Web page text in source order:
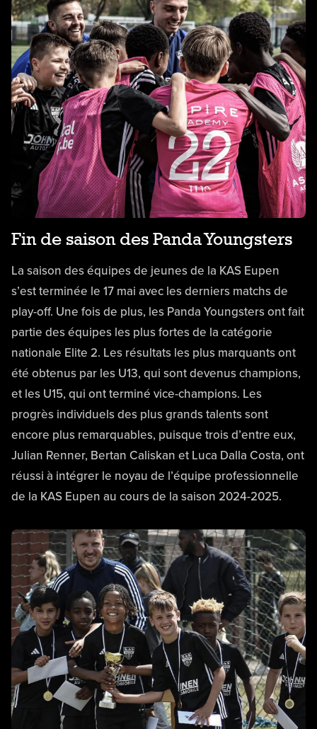
Fin de saison des Panda Youngsters
La saison des équipes de jeunes de la KAS Eupen
s’est terminée le 17 mai avec les derniers matchs de
play-off. Une fois de plus, les Panda Youngsters ont fait
partie des équipes les plus fortes de la catégorie
nationale Elite 2. Les résultats les plus marquants ont
été obtenus par les U13, qui sont devenus champions,
et les U15, qui ont terminé vice-champions. Les
progrès individuels des plus grands talents sont
encore plus remarquables, puisque trois d’entre eux,
Julian Renner, Bertan Caliskan et Luca Dalla Costa, ont
réussi à intégrer le noyau de l’équipe professionnelle
de la KAS Eupen au cours de la saison 2024-2025.